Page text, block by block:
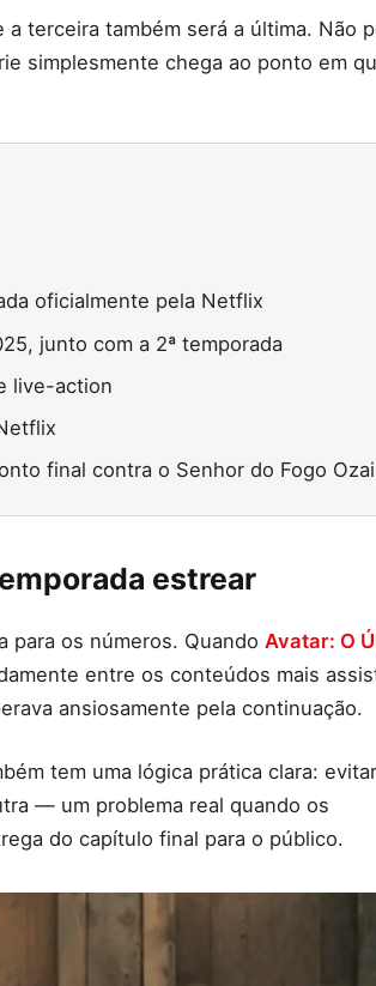
terceira também será a última. Não
simplesmente chega ao ponto em
oficialmente pela Netflix
junto com a 2ª temporada
live-action
final contra o Senhor do Fogo Ozai
estrear
para os números. Quando Avatar: O
entre os conteúdos mais
ansiosamente pela continuação.
tem uma lógica prática clara:
— um problema real quando os
do capítulo final para o público.